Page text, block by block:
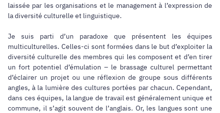
laissée par les organisations et le management à l’expression de
la diversité culturelle et linguistique.
Je suis parti d’un paradoxe que présentent les équipes
multiculturelles. Celles-ci sont formées dans le but d’exploiter la
diversité culturelle des membres qui les composent et d’en tirer
un fort potentiel d’émulation – le brassage culturel permettant
d’éclairer un projet ou une réflexion de groupe sous différents
angles, à la lumière des cultures portées par chacun. Cependant,
dans ces équipes, la langue de travail est généralement unique et
commune, il s’agit souvent de l’anglais. Or, les langues sont une